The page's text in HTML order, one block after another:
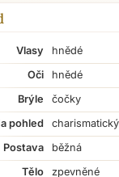
Vlasy
hnědé
Oči
hnědé
Brýle
čočky
pohled
charismatický
Postava
běžná
Tělo
zpevněné